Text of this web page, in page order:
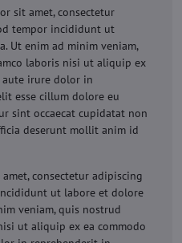
sit amet, consectetur
tempor incididunt ut
Ut enim ad minim veniam,
laboris nisi ut aliquip ex
aute irure dolor in
esse cillum dolore eu
sint occaecat cupidatat non
deserunt mollit anim id
consectetur adipiscing
ut labore et dolore
veniam, quis nostrud
ut aliquip ex ea commodo